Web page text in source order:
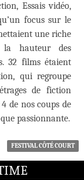
Essais vidéo,
focus sur le
une riche
la hauteur des
32 films étaient
qui regroupe
de fiction
de nos coups de
passionnante.
FESTIVAL CÔTÉ COURT